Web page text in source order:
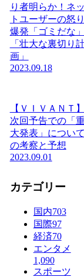
り者明らか！ネッ
トユーザーの怒り
爆発「ゴミだな」
「壮大な裏切り
画」
2023.09.18
【ＶＩＶＡＮＴ】
次回予告での「
大発表」について
の考察と予想
2023.09.01
カテゴリー
国内703
国際97
経済70
エンタメ
1,090
スポーツ